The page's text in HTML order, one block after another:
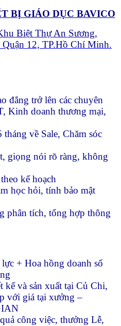
BỊ GIÁO DỤC BAVICO
Biệt Thự An Sương,
12, TP.Hồ Chí Minh.
đẳng trở lên các chuyên
Kinh doanh thương mại,
về Sale, Chăm sóc
giọng nói rõ ràng, không
kế hoạch
học hỏi, tính bảo mật
phân tích, tổng hợp thông
+ Hoa hồng doanh số
kế và sản xuất tại Củ Chi,
với giá tại xưởng –
công việc, thưởng Lễ,